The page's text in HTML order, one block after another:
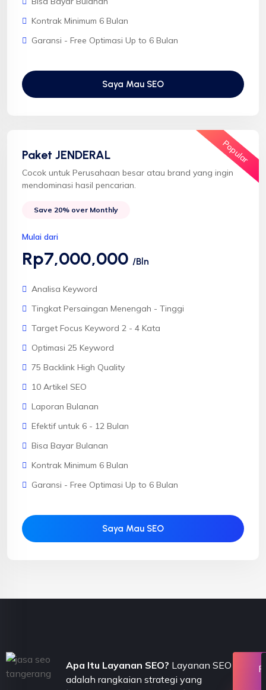
Kontrak Minimum 6 Bulan
Garansi - Free Optimasi Up to 6 Bulan
Saya Mau SEO
Popular
Paket JENDERAL
Cocok untuk Perusahaan besar atau brand yang ingin
mendominasi hasil pencarian.
Save 20% over Monthly
Mulai dari
Rp7,000,000 /Bln
Analisa Keyword
Tingkat Persaingan Menengah - Tinggi
Target Focus Keyword 2 - 4 Kata
Optimasi 25 Keyword
75 Backlink High Quality
10 Artikel SEO
Laporan Bulanan
Efektif untuk 6 - 12 Bulan
Bisa Bayar Bulanan
Kontrak Minimum 6 Bulan
Garansi - Free Optimasi Up to 6 Bulan
Saya Mau SEO
Apa Itu Layanan SEO? Layanan SEO
adalah rangkaian strategi yang